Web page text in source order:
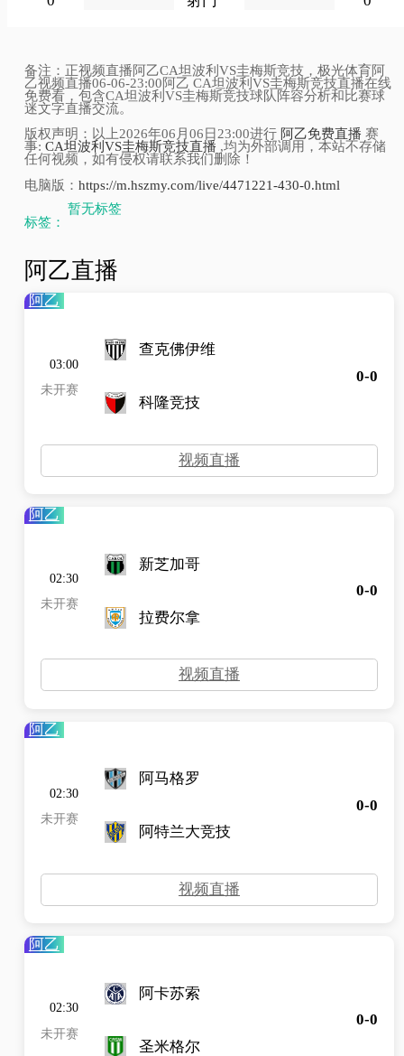
备注：正视频直播阿乙CA坦波利VS圭梅斯竞技，极光体育阿
乙视频直播06-06-23:00阿乙 CA坦波利VS圭梅斯竞技直播在线
免费看，包含CA坦波利VS圭梅斯竞技球队阵容分析和比赛球
迷文字直播交流。
版权声明：以上2026年06月06日23:00进行 阿乙免费直播 赛
事:CA坦波利VS圭梅斯竞技直播 ,均为外部调用，本站不存储
任何视频，如有侵权请联系我们删除！
电脑版：https://m.hszmy.com/live/4471221-430-0.html
标签：
暂无标签
阿乙直播
阿乙
03:00
未开赛
查克佛伊维
科隆竞技
0-0
视频直播
阿乙
02:30
未开赛
新芝加哥
拉费尔拿
0-0
视频直播
阿乙
02:30
未开赛
阿马格罗
阿特兰大竞技
0-0
视频直播
阿乙
02:30
未开赛
阿卡苏索
圣米格尔
0-0